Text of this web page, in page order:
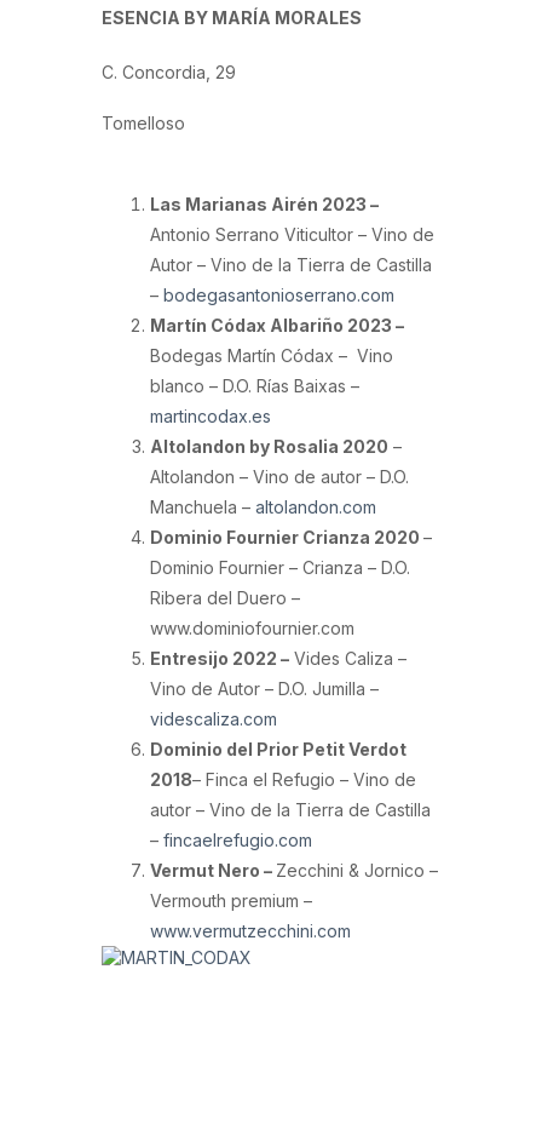
ESENCIA BY MARÍA MORALES
C. Concordia, 29
Tomelloso
Las Marianas Airén 2023 –
Antonio Serrano Viticultor – Vino de
Autor – Vino de la Tierra de Castilla
– bodegasantonioserrano.com
Martín Códax Albariño 2023 –
Bodegas Martín Códax – Vino
blanco – D.O. Rías Baixas –
martincodax.es
Altolandon by Rosalia 2020 –
Altolandon – Vino de autor – D.O.
Manchuela – altolandon.com
Dominio Fournier Crianza 2020 –
Dominio Fournier – Crianza – D.O.
Ribera del Duero –
www.dominiofournier.com
Entresijo 2022 – Vides Caliza –
Vino de Autor – D.O. Jumilla –
videscaliza.com
Dominio del Prior Petit Verdot
2018– Finca el Refugio – Vino de
autor – Vino de la Tierra de Castilla
– fincaelrefugio.com
Vermut Nero – Zecchini & Jornico –
Vermouth premium –
www.vermutzecchini.com